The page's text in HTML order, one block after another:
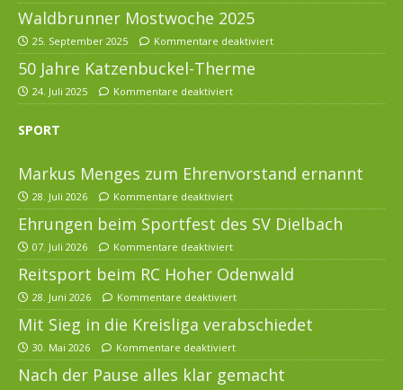
Waldbrunner Mostwoche 2025
25. September 2025 Kommentare deaktiviert
50 Jahre Katzenbuckel-Therme
24. Juli 2025 Kommentare deaktiviert
SPORT
Markus Menges zum Ehrenvorstand ernannt
28. Juli 2026 Kommentare deaktiviert
Ehrungen beim Sportfest des SV Dielbach
07. Juli 2026 Kommentare deaktiviert
Reitsport beim RC Hoher Odenwald
28. Juni 2026 Kommentare deaktiviert
Mit Sieg in die Kreisliga verabschiedet
30. Mai 2026 Kommentare deaktiviert
Nach der Pause alles klar gemacht